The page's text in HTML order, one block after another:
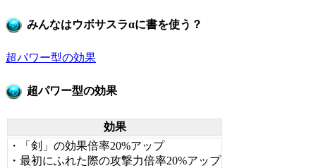
みんなはウボサスラαに書を使う？
超パワー型の効果
超パワー型の効果
効果
・「剣」の効果倍率20%アップ
・最初にふれた際の攻撃力倍率20%アップ